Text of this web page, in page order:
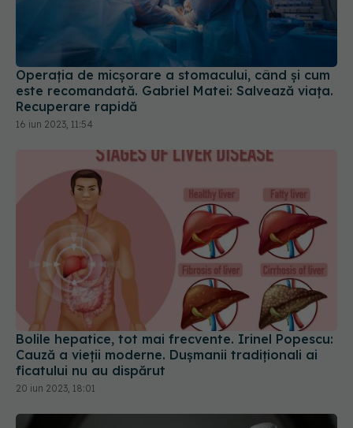
Operația de micșorare a stomacului, când și cum
este recomandată. Gabriel Matei: Salvează viața.
Recuperare rapidă
16 iun 2023, 11:54
Bolile hepatice, tot mai frecvente. Irinel Popescu:
Cauză a vieții moderne. Dușmanii tradiționali ai
ficatului nu au dispărut
20 iun 2023, 18:01